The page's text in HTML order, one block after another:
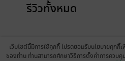
รีวิวทั้งหมด
เว็บไซต์นี้มีการใช้คุกกี้ โปรดยอมรับนโยบายคุกกี้
ของท่าน ท่านสามารถศึกษาวิธีการตั้งค่าการควบ